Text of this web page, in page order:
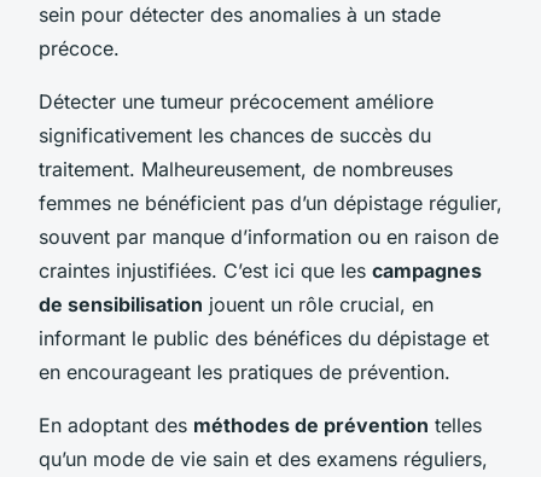
sein pour détecter des anomalies à un stade
précoce.
Détecter une tumeur précocement améliore
significativement les chances de succès du
traitement. Malheureusement, de nombreuses
femmes ne bénéficient pas d’un dépistage régulier,
souvent par manque d’information ou en raison de
craintes injustifiées. C’est ici que les campagnes
de sensibilisation jouent un rôle crucial, en
informant le public des bénéfices du dépistage et
en encourageant les pratiques de prévention.
En adoptant des méthodes de prévention telles
qu’un mode de vie sain et des examens réguliers,